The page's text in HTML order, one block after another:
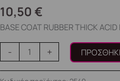
10,50€
BASE COAT RUBBER THICK ACID
-
THICK
ACID
ποσότητα
+